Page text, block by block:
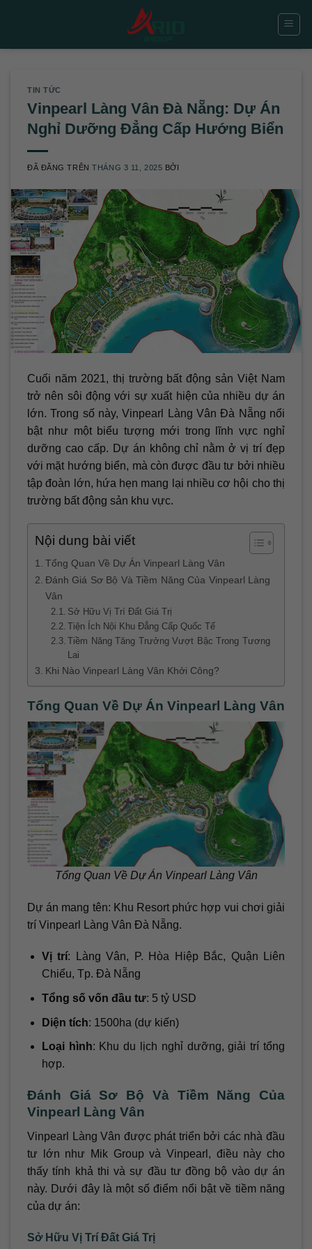
TIN TỨC
Vinpearl Làng Vân Đà Nẵng: Dự Án
Nghỉ Dưỡng Đẳng Cấp Hướng Biển
ĐÃ ĐĂNG TRÊNTHÁNG 3 11, 2025 BỞI
Cuối năm 2021, thị trường bất động sản Việt Nam
trở nên sôi động với sự xuất hiện của nhiều dự án
lớn. Trong số này, Vinpearl Làng Vân Đà Nẵng nổi
bật như một biểu tượng mới trong lĩnh vực nghỉ
dưỡng cao cấp. Dự án không chỉ nằm ở vị trí đẹp
với mặt hướng biển, mà còn được đầu tư bởi nhiều
tập đoàn lớn, hứa hẹn mang lại nhiều cơ hội cho thị
trường bất động sản khu vực.
Nội dung bài viết
Tổng Quan Về Dự Án Vinpearl Làng Vân
Đánh Giá Sơ Bộ Và Tiềm Năng Của Vinpearl Làng
Vân
Sở Hữu Vị Trí Đất Giá Trị
Tiện Ích Nội Khu Đẳng Cấp Quốc Tế
Tiềm Năng Tăng Trưởng Vượt Bậc Trong Tương
Lai
Khi Nào Vinpearl Làng Vân Khởi Công?
Tổng Quan Về Dự Án Vinpearl Làng Vân
Tổng Quan Về Dự Án Vinpearl Làng Vân
Dự án mang tên: Khu Resort phức hợp vui chơi giải
trí Vinpearl Làng Vân Đà Nẵng.
Vị trí: Làng Vân, P. Hòa Hiệp Bắc, Quận Liên
Chiểu, Tp. Đà Nẵng
Tổng số vốn đầu tư: 5 tỷ USD
Diện tích: 1500ha (dự kiến)
Loại hình: Khu du lịch nghỉ dưỡng, giải trí tổng
hợp.
Đánh Giá Sơ Bộ Và Tiềm Năng Của
Vinpearl Làng Vân
Vinpearl Làng Vân được phát triển bởi các nhà đầu
tư lớn như Mik Group và Vinpearl, điều này cho
thấy tính khả thi và sự đầu tư đồng bộ vào dự án
này. Dưới đây là một số điểm nổi bật về tiềm năng
của dự án:
Sở Hữu Vị Trí Đất Giá Trị